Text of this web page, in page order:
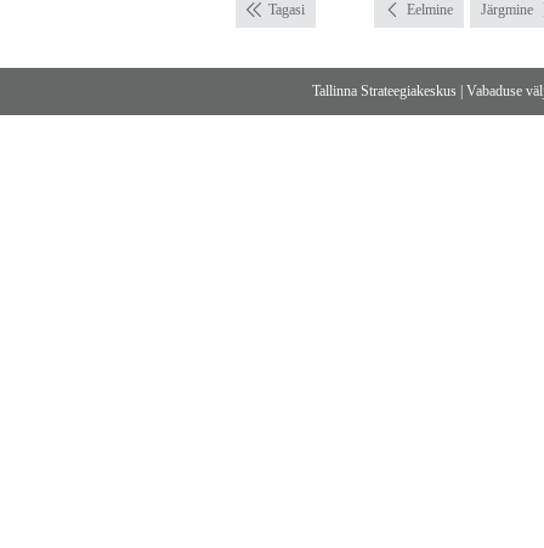
Tagasi Eelmine Järgmine
Tallinna Strateegiakeskus Vabaduse